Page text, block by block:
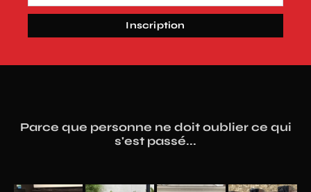
Inscription
Parce que personne ne doit oublier ce qui
s'est passé...